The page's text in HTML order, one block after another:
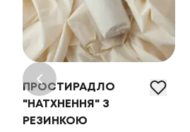
ПРОСТИРАДЛО
"НАТХНЕННЯ" З
РЕЗИНКОЮ